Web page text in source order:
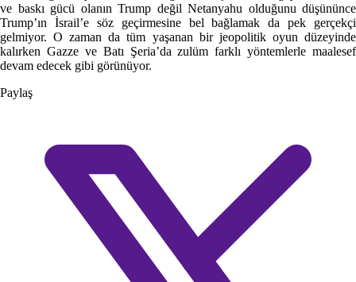
ve baskı gücü olanın Trump değil Netanyahu olduğunu düşününce
Trump’ın İsrail’e söz geçirmesine bel bağlamak da pek gerçekçi
gelmiyor. O zaman da tüm yaşanan bir jeopolitik oyun düzeyinde
kalırken Gazze ve Batı Şeria’da zulüm farklı yöntemlerle maalesef
devam edecek gibi görünüyor.
Paylaş